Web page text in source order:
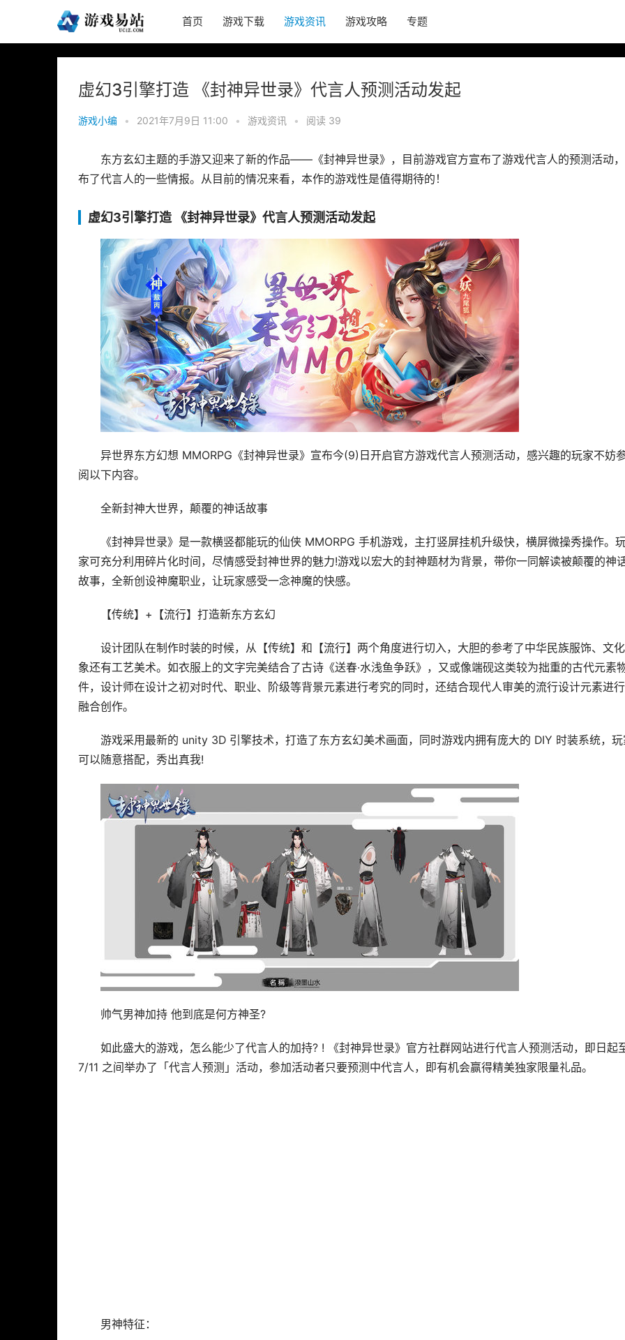
首页 游戏下载 游戏资讯 游戏攻略 专题
虚幻3引擎打造 《封神异世录》代言人预测活动发起
游戏小编 • 2021年7月9日 11:00 • 游戏资讯 • 阅读 39
东方玄幻主题的手游又迎来了新的作品——《封神异世录》，目前游戏官方宣布了游戏代言人的预测活动
布了代言人的一些情报。从目前的情况来看，本作的游戏性是值得期待的！
虚幻3引擎打造 《封神异世录》代言人预测活动发起
异世界东方幻想 MMORPG《封神异世录》宣布今(9)日开启官方游戏代言人预测活动，感兴趣的玩家不妨
阅以下内容。
全新封神大世界，颠覆的神话故事
《封神异世录》是一款横竖都能玩的仙侠 MMORPG 手机游戏，主打竖屏挂机升级快，横屏微操秀操作。
家可充分利用碎片化时间，尽情感受封神世界的魅力!游戏以宏大的封神题材为背景，带你一同解读被颠覆的神
故事，全新创设神魔职业，让玩家感受一念神魔的快感。
【传统】+【流行】打造新东方玄幻
设计团队在制作时装的时候，从【传统】和【流行】两个角度进行切入，大胆的参考了中华民族服饰、文
象还有工艺美术。如衣服上的文字完美结合了古诗《送春·水浅鱼争跃》，又或像端砚这类较为拙重的古代元素
件，设计师在设计之初对时代、职业、阶级等背景元素进行考究的同时，还结合现代人审美的流行设计元素进
融合创作。
游戏采用最新的 unity 3D 引擎技术，打造了东方玄幻美术画面，同时游戏内拥有庞大的 DIY 时装系统，
可以随意搭配，秀出真我!
帅气男神加持 他到底是何方神圣?
如此盛大的游戏，怎么能少了代言人的加持? ! 《封神异世录》官方社群网站进行代言人预测活动，即日起
7/11 之间举办了「代言人预测」活动，参加活动者只要预测中代言人，即有机会赢得精美独家限量礼品。
男神特征：